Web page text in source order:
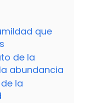
que
de la
abundancia
la